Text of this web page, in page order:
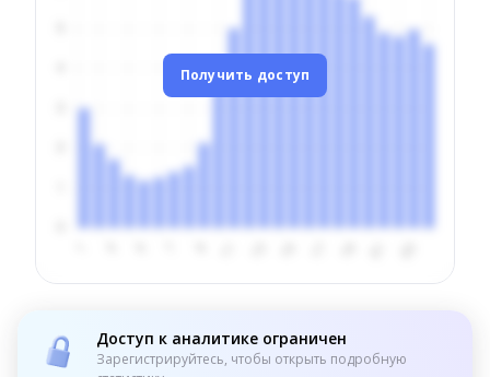
Получить доступ
Доступ к аналитике ограничен
Зарегистрируйтесь, чтобы открыть подробную